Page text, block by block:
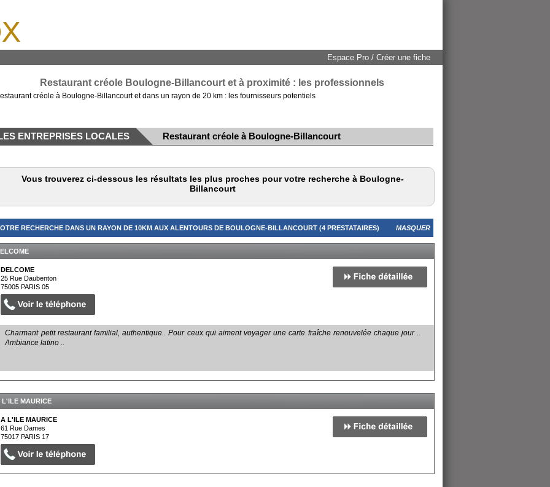
Espace Pro / Créer une fiche
Restaurant créole Boulogne-Billancourt et à proximité : les professionnels
créole à Boulogne-Billancourt et dans un rayon de 20 km : les fournisseurs potentiels
ENTREPRISES LOCALES Restaurant créole à Boulogne-Billancourt
Vous trouverez ci-dessous les résultats les plus proches pour votre recherche à Boulogne-
Billancourt
RECHERCHE DANS UN RAYON DE 10KM AUX ALENTOURS DE BOULOGNE-BILLANCOURT (4 PRESTATAIRES) MASQUER
DELCOME
25 Rue Daubenton
75005PARIS 05
Charmant petit restaurant familial, authentique.. Pour ceux qui aiment voyager une carte fraîche renouvelée chaque jour ..
Ambiance latino ..
L'ILE MAURICE
A L'ILE MAURICE
61 Rue Dames
75017PARIS 17